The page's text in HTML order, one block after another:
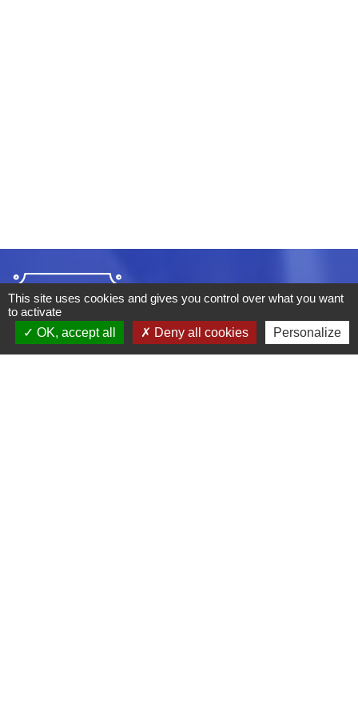
This site uses cookies and gives you control over what you want
to activate
OK, accept all
Deny all cookies Personalize